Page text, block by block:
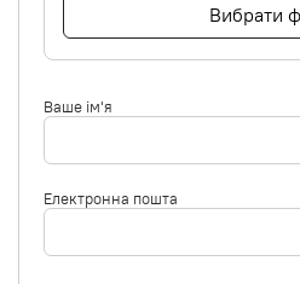
Вибрати
Ваше ім'я
Електронна пошта